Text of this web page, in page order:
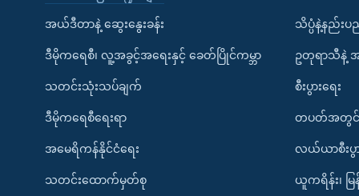
အယ်ဒီတာနဲ့ ဆွေးနွေးခန်း
ဒီမိုကရေစီ၊ လူ့အခွင့်အရေးနှင့် ခေတ်ပြိုင်ကမ္ဘာ
သတင်းသုံးသပ်ချက်
ဒီမိုကရေစီရေးရာ
အမေရိကန်နိုင်ငံရေး
သတင်းထောက်မှတ်စု
သိပ္ပံနဲ့နည်းပ
ဥတုရာသီနဲ့ အ
စီးပွားရေး
တပတ်အတွင်း
လယ်ယာစီးပွာ
ယူကရိန်း၊ မ